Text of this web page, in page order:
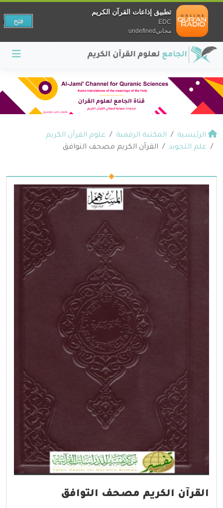
الرئيسية المكتبة الرقمية
علوم القرآن الكريم
علم التجويد
القرآن الكريم مصحف التوافق
القرآن الكريم مصحف التوافق
تطبيق إذاعات القرآن الكريم
EDC
مجانيundefined
فتح